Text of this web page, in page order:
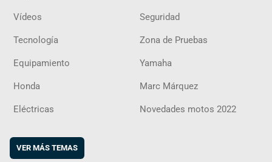
Vídeos Seguridad
Tecnología Zona de Pruebas
Equipamiento Yamaha
Honda Marc Márquez
Eléctricas Novedades motos 2022
VER MÁS TEMAS